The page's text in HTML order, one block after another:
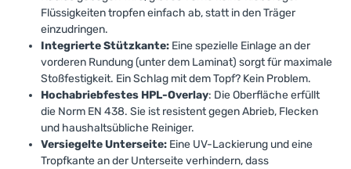
Flüssigkeiten tropfen einfach ab, statt in den Träger
einzudringen.
Integrierte Stützkante: Eine spezielle Einlage an der
vorderen Rundung (unter dem Laminat) sorgt für maximale
Stoßfestigkeit. Ein Schlag mit dem Topf? Kein Problem.
Hochabriebfestes HPL-Overlay: Die Oberfläche erfüllt
die Norm EN 438. Sie ist resistent gegen Abrieb, Flecken
und haushaltsübliche Reiniger.
Versiegelte Unterseite: Eine UV-Lackierung und eine
Tropfkante an der Unterseite verhindern, dass